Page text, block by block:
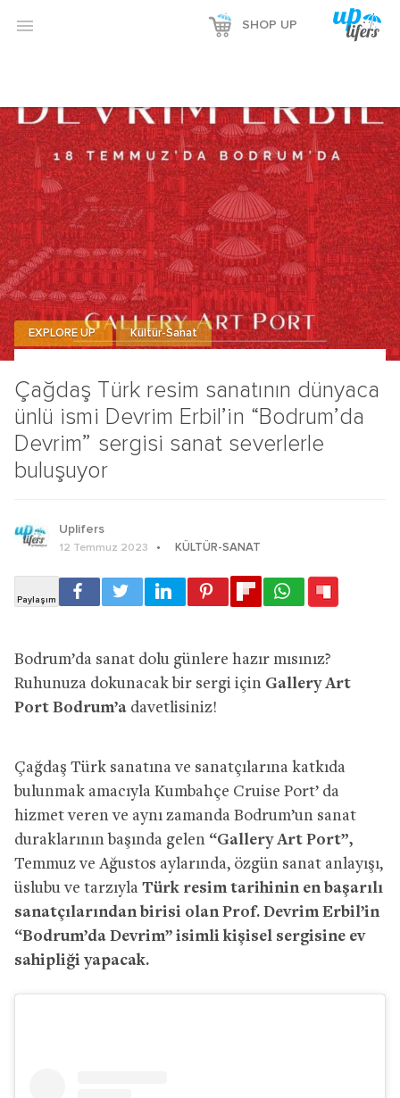
 SHOP UP
Çağdaş Türk resim sanatının dünyaca
ünlü ismi Devrim Erbil’in “Bodrum’da
Devrim” sergisi sanat severlerle
buluşuyor
EXPLORE UP Kültür-Sanat
Uplifers
12 Temmuz 2023 KÜLTÜR-SANAT
Bodrum’da sanat dolu günlere hazır mısınız?
Ruhunuza dokunacak bir sergi için Gallery Art
Port Bodrum’a davetlisiniz!
Çağdaş Türk sanatına ve sanatçılarına katkıda
bulunmak amacıyla Kumbahçe Cruise Port’ da
hizmet veren ve aynı zamanda Bodrum’un sanat
duraklarının başında gelen “Gallery Art Port”,
Temmuz ve Ağustos aylarında, özgün sanat anlayışı,
üslubu ve tarzıyla Türk resim tarihinin en başarılı
sanatçılarından birisi olan Prof. Devrim Erbil’in
“Bodrum’da Devrim’’ isimli kişisel sergisine ev
sahipliği yapacak.